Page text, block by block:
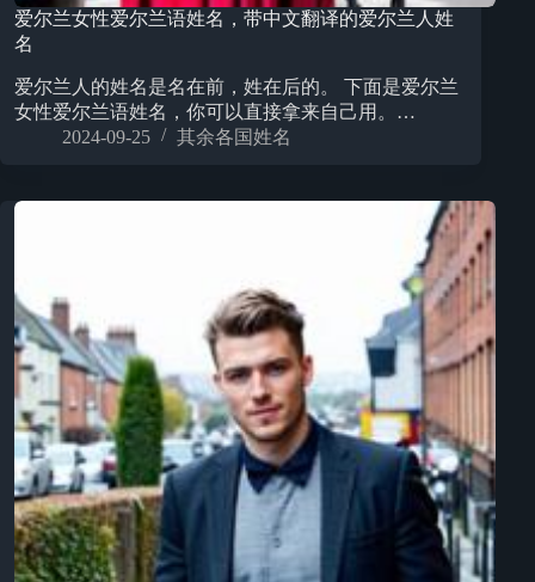
爱尔兰女性爱尔兰语姓名，带中文翻译的爱尔兰人姓
名
爱尔兰人的姓名是名在前，姓在后的。 下面是爱尔兰
女性爱尔兰语姓名，你可以直接拿来自己用。…
2024-09-25
其余各国姓名